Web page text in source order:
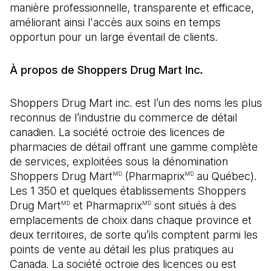
manière professionnelle, transparente et efficace,
améliorant ainsi l'accès aux soins en temps
opportun pour un large éventail de clients.
À propos de Shoppers Drug Mart Inc.
Shoppers Drug Mart inc. est l’un des noms les plus
reconnus de l’industrie du commerce de détail
canadien. La société octroie des licences de
pharmacies de détail offrant une gamme complète
de services, exploitées sous la dénomination
Shoppers Drug MartMD (PharmaprixMD au Québec).
Les 1 350 et quelques établissements Shoppers
Drug MartMD et PharmaprixMD sont situés à des
emplacements de choix dans chaque province et
deux territoires, de sorte qu’ils comptent parmi les
points de vente au détail les plus pratiques au
Canada. La société octroie des licences ou est